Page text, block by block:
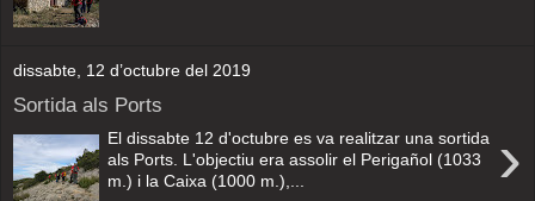
dissabte, 12 d’octubre del 2019
Sortida als Ports
›
El dissabte 12 d'octubre es va realitzar una sortida
als Ports. L'objectiu era assolir el Perigañol (1033
m.) i la Caixa (1000 m.),...